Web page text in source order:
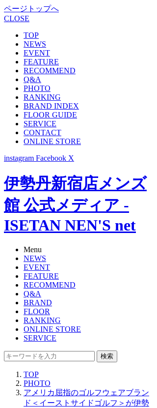
ページトップへ
CLOSE
TOP
NEWS
EVENT
FEATURE
RECOMMEND
Q&A
PHOTO
RANKING
BRAND INDEX
FLOOR GUIDE
SERVICE
CONTACT
ONLINE STORE
instagram Facebook X
伊勢丹新宿店メンズ
館 公式メディア -
ISETAN NEN'S net
Menu
NEWS
EVENT
FEATURE
RECOMMEND
Q&A
BRAND
FLOOR
RANKING
ONLINE STORE
SERVICE
検索
TOP
PHOTO
アメリカ屈指のゴルフウェアブラン
ド＜イーストサイドゴルフ＞が伊勢